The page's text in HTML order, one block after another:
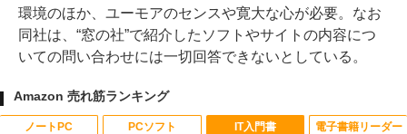
環境のほか、ユーモアのセンスや寛大な心が必要。なお
同社は、“窓の社”で紹介したソフトやサイトの内容につ
いての問い合わせには一切回答できないとしている。
Amazon 売れ筋ランキング
ノートPC PCソフト IT入門書 電子書籍リーダー